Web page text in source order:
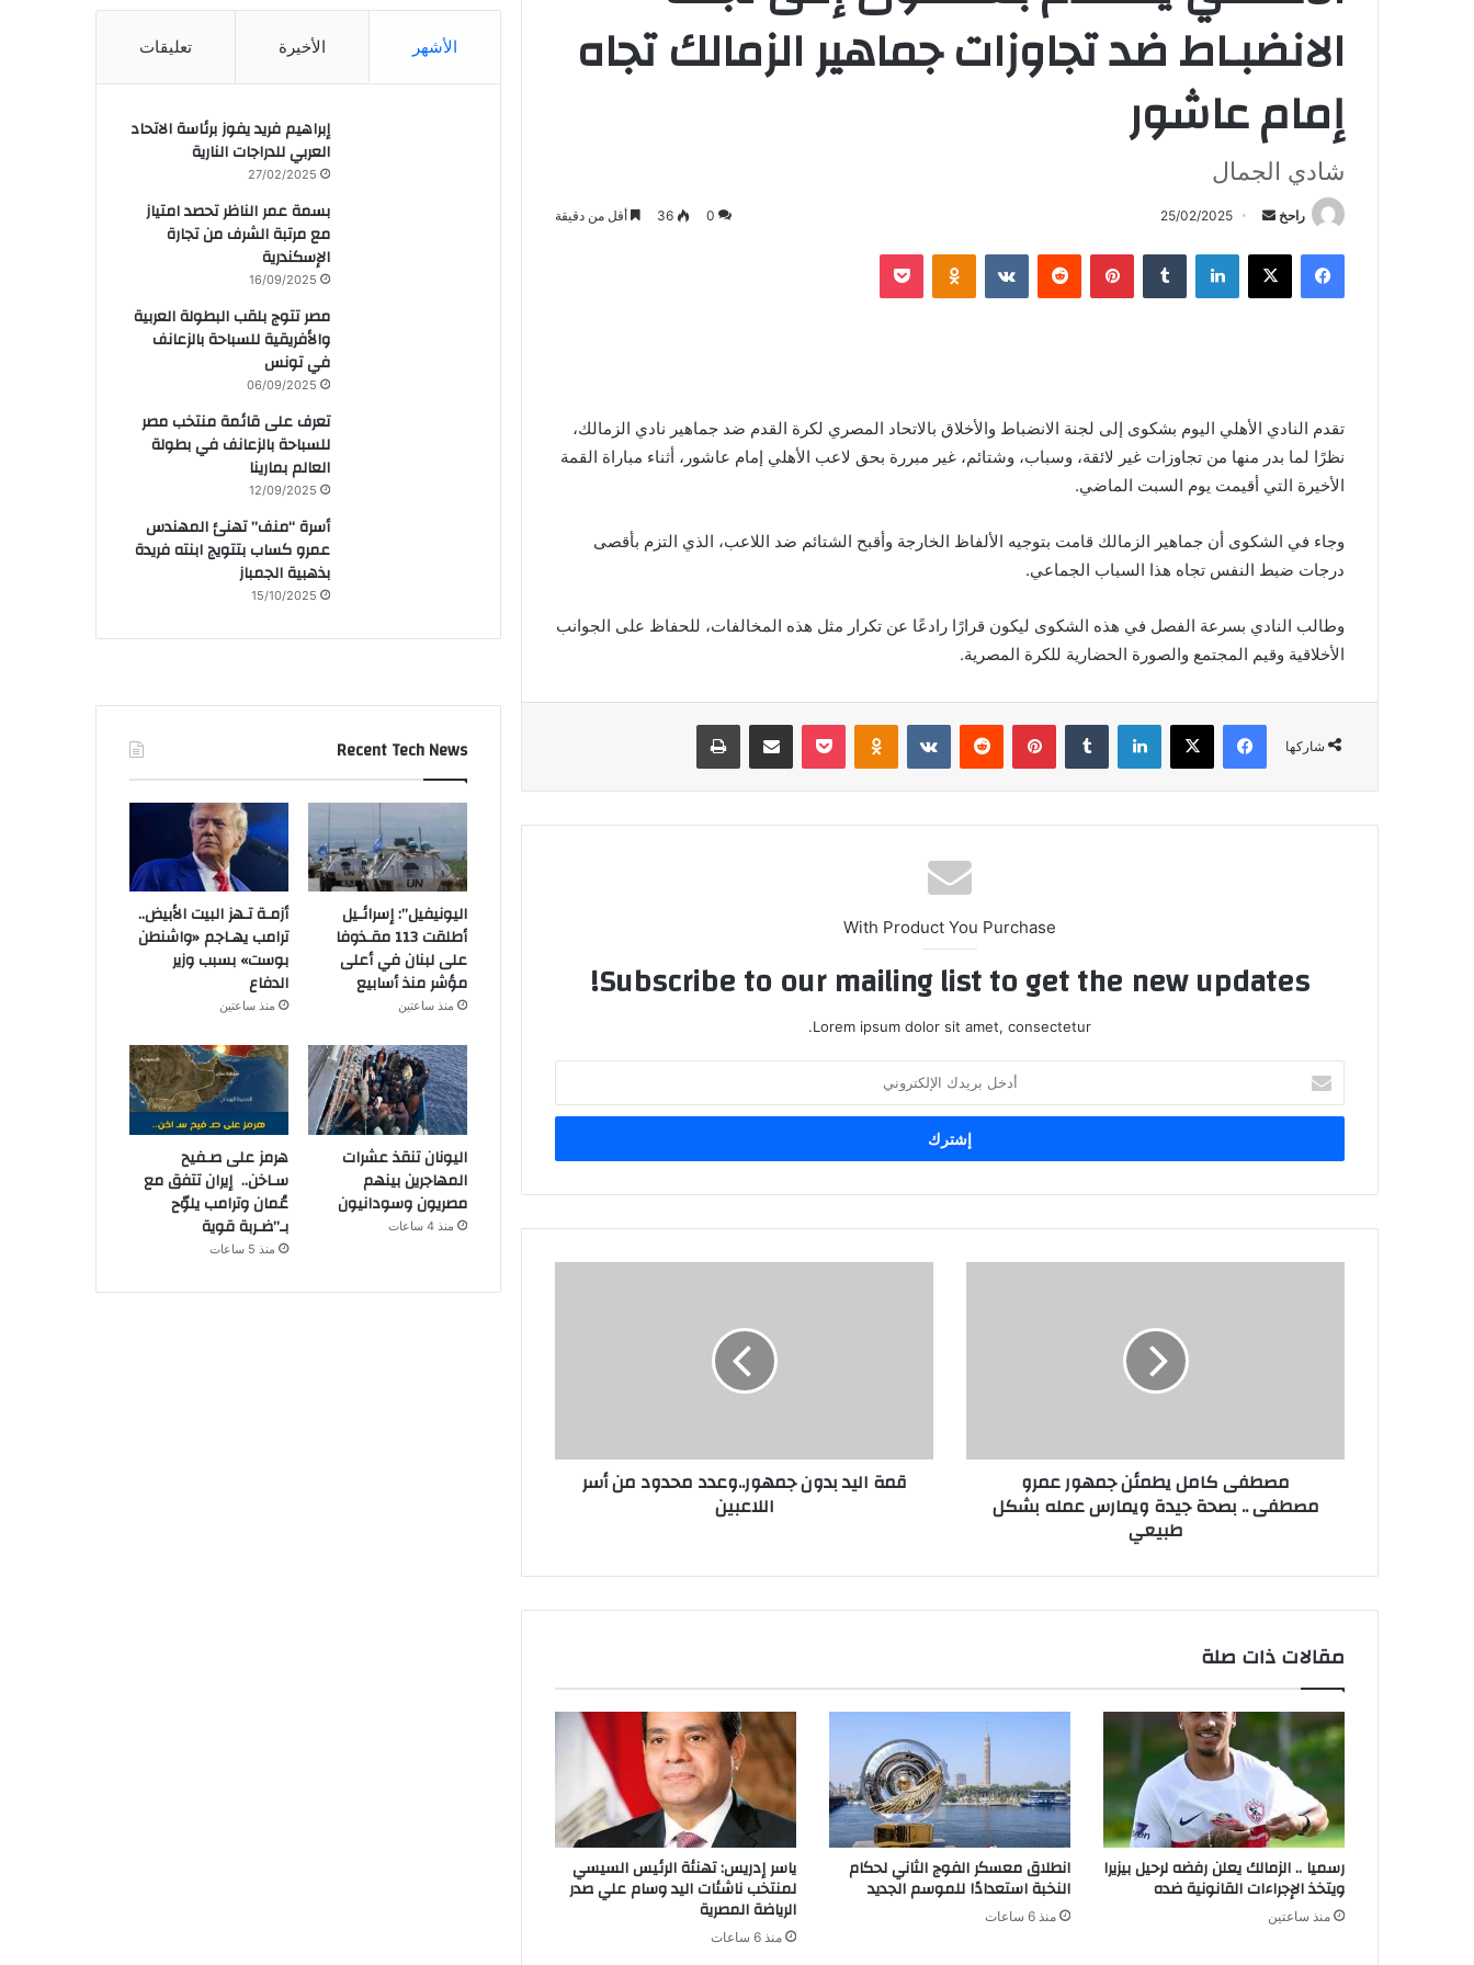
الانضبـاط ضد تجاوزات جماهير الزمالك تجاه
إمام عاشور
شادي الجمال
راحخ
أرسل 25/02/2025
0
36 أقل من دقيقة
فيسبوك X لينكدإن بينتيريست Odnoklassniki
بوكيت
تقدم النادي الأهلي اليوم بشكوى إلى لجنة الانضباط والأخلاق بالاتحاد المصري لكرة القدم ضد جماهير نادي الزمالك،
نظرًا لما بدر منها من تجاوزات غير لائقة، وسباب، وشتائم، غير مبررة بحق لاعب الأهلي إمام عاشور، أثناء مباراة القمة
الأخيرة التي أقيمت يوم السبت الماضي.
وجاء في الشكوى أن جماهير الزمالك قامت بتوجيه الألفاظ الخارجة وأقبح الشتائم ضد اللاعب، الذي التزم بأقصى
درجات ضبط النفس تجاه هذا السباب الجماعي.
وطالب النادي بسرعة الفصل في هذه الشكوى ليكون قرارًا رادعًا عن تكرار مثل هذه المخالفات، للحفاظ على الجوانب
الأخلاقية وقيم المجتمع والصورة الحضارية للكرة المصرية.
شاركها
فيسبوك X لينكدإن بينتيريست Odnoklassniki
بوكيت مشاركة عبر البريد طباعة
With Product You Purchase
Subscribe to our mailing list to get the new updates!
Lorem ipsum dolor sit amet, consectetur.
بريدك
الإلكتروني
مصطفى كامل يطمئن جمهور عمرو
مصطفى .. بصحة جيدة ويمارس عمله بشكل
طبيعي
قمة اليد بدون جمهور..وعدد محدود من أسر
اللاعبين
مقالات ذات صلة
رسميا .. الزمالك يعلن رفضه لرحيل بيزيرا
ويتخذ الإجراءات القانونية ضده
منذ ساعتين
انطلاق معسكر الفوج الثاني لحكام
النخبة استعدادًا للموسم الجديد
منذ 6 ساعات
ياسر إدريس: تهنئة الرئيس السيسي
لمنتخب ناشئات اليد وسام علي صدر
الرياضة المصرية
منذ 6 ساعات
الأشهر الأخيرة تعليقات
إبراهيم فريد يفوز برئاسة الاتحاد
العربي للدراجات النارية
27/02/2025
بسمة عمر الناظر تحصد امتياز
مع مرتبة الشرف من تجارة
الإسكندرية
16/09/2025
مصر تتوج بلقب البطولة العربية
والأفريقية للسباحة بالزعانف
في تونس
06/09/2025
تعرف على قائمة منتخب مصر
للسباحة بالزعانف في بطولة
العالم بمارينا
12/09/2025
أسرة “منف” تهنئ المهندس
عمرو كساب بتتويج ابنته فريدة
بذهبية الجمباز
15/10/2025
Recent Tech News
اليونيفيل”: إسرائـيل
أطلقت 113 مقـذوفا
على لبنان في أعلى
مؤشر منذ أسابيع
منذ ساعتين
أزمـة تـهز البيت الأبيض..
ترامب يهـاجم «واشنطن
بوست» بسبب وزير
الدفاع
منذ ساعتين
اليونان تنقذ عشرات
المهاجرين بينهم
مصريون وسودانيون
منذ 4 ساعات
هرمز على صـفيح
سـاخن.. إيران تتفق مع
عُمان وترامب يلوّح
بـ”ضـربة قوية
منذ 5 ساعات